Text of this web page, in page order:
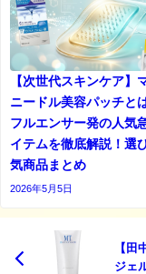
【次世代スキンケア】
ニードル美容パッチと
フルエンサー発の人気
イテムを徹底解説！選
気商品まとめ
2026年5月5日
【田
ジェ